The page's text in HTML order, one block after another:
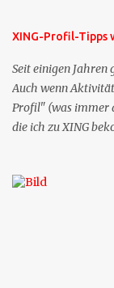
XING-Profil-Tipps
Seit einigen Jahren
Auch wenn
Profil" (was immer
die ich zu XING
bekommen Sie